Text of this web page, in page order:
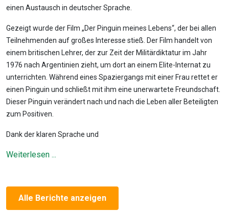
einen Austausch in deutscher Sprache.
Gezeigt wurde der Film „Der Pinguin meines Lebens“, der bei allen
Teilnehmenden auf großes Interesse stieß. Der Film handelt von
einem britischen Lehrer, der zur Zeit der Militärdiktatur im Jahr
1976 nach Argentinien zieht, um dort an einem Elite-Internat zu
unterrichten. Während eines Spaziergangs mit einer Frau rettet er
einen Pinguin und schließt mit ihm eine unerwartete Freundschaft.
Dieser Pinguin verändert nach und nach die Leben aller Beteiligten
zum Positiven.
Dank der klaren Sprache und
Weiterlesen ...
Alle Berichte anzeigen